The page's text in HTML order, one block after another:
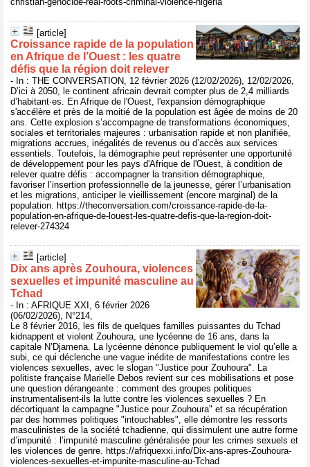
[article]
Croissance rapide de la population
en Afrique de l’Ouest : les quatre
défis que la région doit relever
- In : THE CONVERSATION, 12 février 2026 (12/02/2026), 12/02/2026,
D’ici à 2050, le continent africain devrait compter plus de 2,4 milliards
d’habitant·es. En Afrique de l'Ouest, l'expansion démographique
s'accélère et près de la moitié de la population est âgée de moins de 20
ans. Cette explosion s’accompagne de transformations économiques,
sociales et territoriales majeures : urbanisation rapide et non planifiée,
migrations accrues, inégalités de revenus ou d’accès aux services
essentiels. Toutefois, la démographie peut représenter une opportunité
de développement pour les pays d'Afrique de l'Ouest, à condition de
relever quatre défis : accompagner la transition démographique,
favoriser l’insertion professionnelle de la jeunesse, gérer l’urbanisation
et les migrations, anticiper le vieillissement (encore marginal) de la
population. https://theconversation.com/croissance-rapide-de-la-
population-en-afrique-de-louest-les-quatre-defis-que-la-region-doit-
relever-274324
[article]
Dix ans après Zouhoura, violences
sexuelles et impunité masculine au
Tchad
- In : AFRIQUE XXI, 6 février 2026
(06/02/2026), N°214,
Le 8 février 2016, les fils de quelques familles puissantes du Tchad
kidnappent et violent Zouhoura, une lycéenne de 16 ans, dans la
capitale N’Djamena. La lycéenne dénonce publiquement le viol qu’elle a
subi, ce qui déclenche une vague inédite de manifestations contre les
violences sexuelles, avec le slogan "Justice pour Zouhoura". La
politiste française Marielle Debos revient sur ces mobilisations et pose
une question dérangeante : comment des groupes politiques
instrumentalisent-ils la lutte contre les violences sexuelles ? En
décortiquant la campagne "Justice pour Zouhoura" et sa récupération
par des hommes politiques "intouchables", elle démontre les ressorts
masculinistes de la société tchadienne, qui dissimulent une autre forme
d’impunité : l’impunité masculine généralisée pour les crimes sexuels et
les violences de genre. https://afriquexxi.info/Dix-ans-apres-Zouhoura-
violences-sexuelles-et-impunite-masculine-au-Tchad